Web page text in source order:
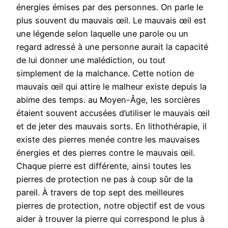
énergies émises par des personnes. On parle le
plus souvent du mauvais œil. Le mauvais œil est
une légende selon laquelle une parole ou un
regard adressé à une personne aurait la capacité
de lui donner une malédiction, ou tout
simplement de la malchance. Cette notion de
mauvais œil qui attire le malheur existe depuis la
abime des temps. au Moyen-Âge, les sorcières
étaient souvent accusées d’utiliser le mauvais œil
et de jeter des mauvais sorts. En lithothérapie, il
existe des pierres menée contre les mauvaises
énergies et des pierres contre le mauvais œil.
Chaque pierre est différente, ainsi toutes les
pierres de protection ne pas à coup sûr de la
pareil. À travers de top sept des meilleures
pierres de protection, notre objectif est de vous
aider à trouver la pierre qui correspond le plus à